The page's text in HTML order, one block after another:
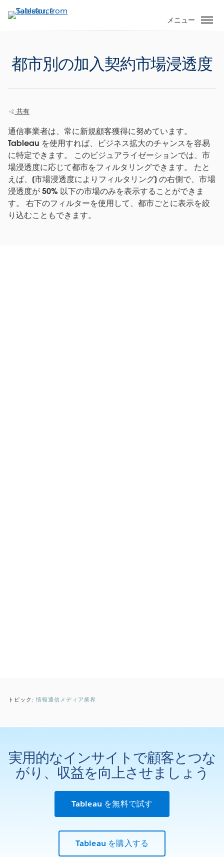
イ
ツ
メニュー
都市別の加入契約市場浸透度
共有
通信事業者は、常に新規顧客獲得に努めています。
Tableau を使用すれば、ビジネス拡大のチャンスを容易
に特定できます。 このビジュアライゼーションでは、市
場浸透度に応じて都市をフィルタリングできます。 たと
えば、[市場浸透度によりフィルタリング] の右側で、市場
浸透度が 50% 以下の市場のみを表示することができま
す。 右下のフィルターを使用して、都市ごとに表示を絞
り込むこともできます。
トピック: 情報通信メディア業界
実用的なインサイトで顧客とつな
がり、収益を向上させましょう
Tableau を無料で試す
Tableau を購入する